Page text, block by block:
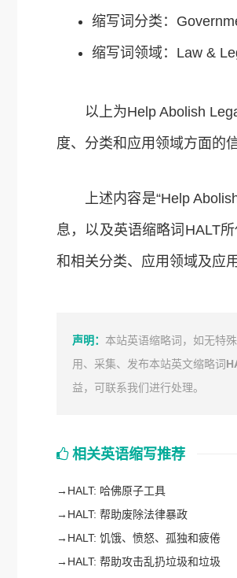
缩写词分类：
缩写词领域：Law &
以上为Help Abolish
度、分类和应用领域方面的信
上述内容是“Help
息，以及英语缩略词HALT
和相关分类、应用领域及应
声明： 本站英语缩略词，如无特
用、采集、发布本站英文缩略词
益，可联系我们进行处理。
相关英语缩写推荐
→ HALT: 哈佛原子工具
→ HALT: 帮助废除法律暴政
→ HALT: 饥饿、愤怒、孤独和疲倦
→ HALT: 帮助攻击乱扔垃圾和垃圾